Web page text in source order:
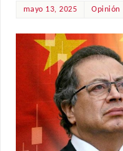
mayo 13, 2025 Opinión